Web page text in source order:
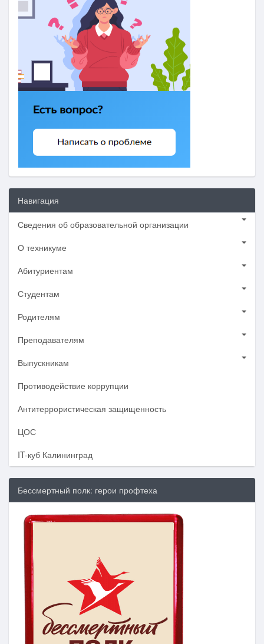
Навигация
Сведения об образовательной организации
О техникуме
Абитуриентам
Студентам
Родителям
Преподавателям
Выпускникам
Противодействие коррупции
Антитеррористическая защищенность
ЦОС
IT-куб Калининград
Бессмертный полк: герои профтеха